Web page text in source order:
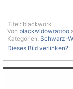
Titel: blackwork
Von blackwidowtattoo
Kategorien: Schwarz-
Dieses Bild verlinken?